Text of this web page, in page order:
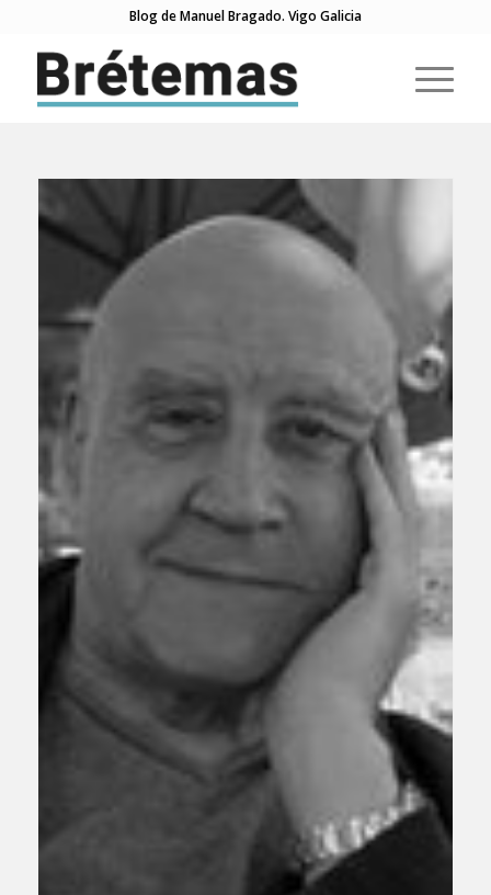
Blog de Manuel Bragado. Vigo Galicia